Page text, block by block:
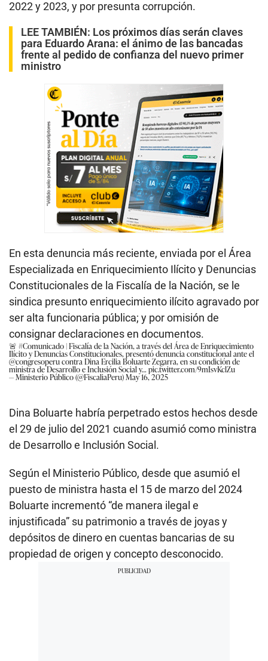
2022 y 2023, y por presunta corrupción.
LEE TAMBIÉN: Los próximos días serán claves
para Eduardo Arana: el ánimo de las bancadas
frente al pedido de confianza del nuevo primer
ministro
En esta denuncia más reciente, enviada por el Área
Especializada en Enriquecimiento Ilícito y Denuncias
Constitucionales de la Fiscalía de la Nación, se le
sindica presunto enriquecimiento ilícito agravado por
ser alta funcionaria pública; y por omisión de
consignar declaraciones en documentos.
🚨 #Comunicado | Fiscalía de la Nación, a través del Área de Enriquecimiento
Ilícito y Denuncias Constitucionales, presentó denuncia constitucional ante el
@congresoperucontra Dina Ercilia Boluarte Zegarra, en su condición de
ministra de Desarrollo e Inclusión Social y…pic.twitter.com/9mIsvKclZu
— Ministerio Público (@FiscaliaPeru)May 16, 2025
Dina Boluarte habría perpetrado estos hechos desde
el 29 de julio del 2021 cuando asumió como ministra
de Desarrollo e Inclusión Social.
Según el Ministerio Público, desde que asumió el
puesto de ministra hasta el 15 de marzo del 2024
Boluarte incrementó “de manera ilegal e
injustificada” su patrimonio a través de joyas y
depósitos de dinero en cuentas bancarias de su
propiedad de origen y concepto desconocido.